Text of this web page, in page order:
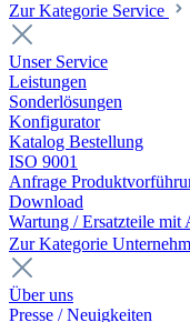
Zur Kategorie Service
Unser Service
Leistungen
Sonderlösungen
Konfigurator
Katalog Bestellung
ISO 9001
Anfrage
Download
Wartung / Ersatzteile mit
Zur Kategorie
Über uns
Presse / Neuigkeiten